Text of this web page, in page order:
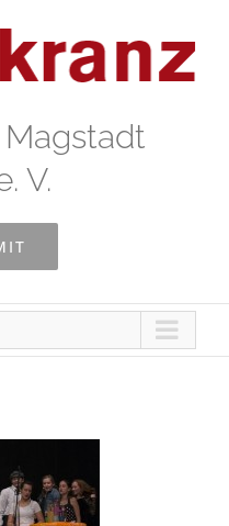
V.